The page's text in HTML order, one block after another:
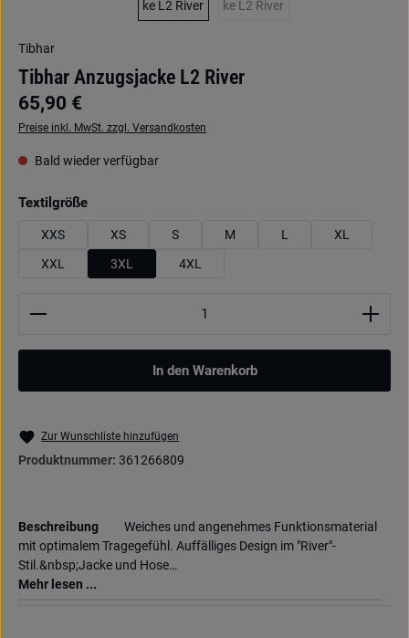
Tibhar
Tibhar Anzugsjacke L2 River
65,90 €
Preise inkl. MwSt. zzgl. Versandkosten
Bald wieder verfügbar
Textilgrößeauswählen
XXS XS S M L
XL
XXL
3XL 4XL
Produkt Anzahl: Gib den gewünschten Wert ein
In den Warenkorb
Zur Wunschliste hinzufügen
Produktnummer: 361266809
Beschreibung
Weiches und angenehmes Funktionsmaterial
mit optimalem Tragegefühl. Auffälliges Design im "River"-
Stil.&nbsp;Jacke und Hose…
Mehr lesen ...